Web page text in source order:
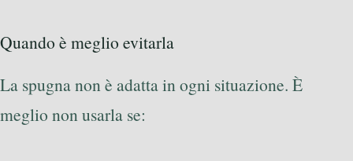
Quando è meglio evitarla
La spugna non è adatta in ogni situazione. È
meglio non usarla se: